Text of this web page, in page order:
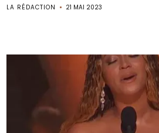
LA RÉDACTION 21 MAI 2023